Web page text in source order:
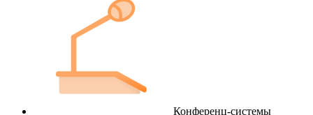
Конференц-системы